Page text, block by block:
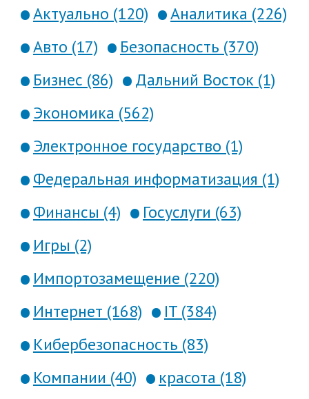
Актуально (120)
Аналитика (226)
Авто (17)
Безопасность (370)
Бизнес (86)
Дальний Восток (1)
Экономика (562)
Электронное государство (1)
Федеральная информатизация (1)
Финансы (4)
Госуслуги (63)
Игры (2)
Импортозамещение (220)
Интернет (168)
IT (384)
Кибербезопасность (83)
Компании (40)
красота (18)